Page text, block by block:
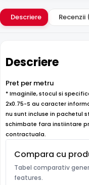
Descriere Recenzii
Descriere
Pret per metru
* Imaginile, stocul si
2x0.75-S au caracter
nu sunt incluse in pachetul
schimbate fara instiintare
contractuala.
Compara cu
Tabel comparativ
features.